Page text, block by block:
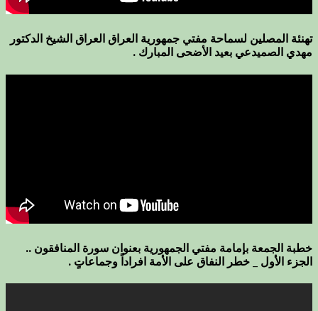
تهنئة المصلين لسماحة مفتي جمهورية العراق العراق الشيخ الدكتور
مهدي الصميدعي بعيد الأضحى المبارك .
خطبة الجمعة بإمامة مفتي الجمهورية بعنوان سورة المنافقون ..
الجزء الأول _ خطر النفاق على الأمة افراداً وجماعاتٍ .